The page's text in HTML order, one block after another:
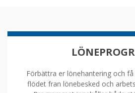
Förbättra er lönehantering och
flödet fran lönebesked och